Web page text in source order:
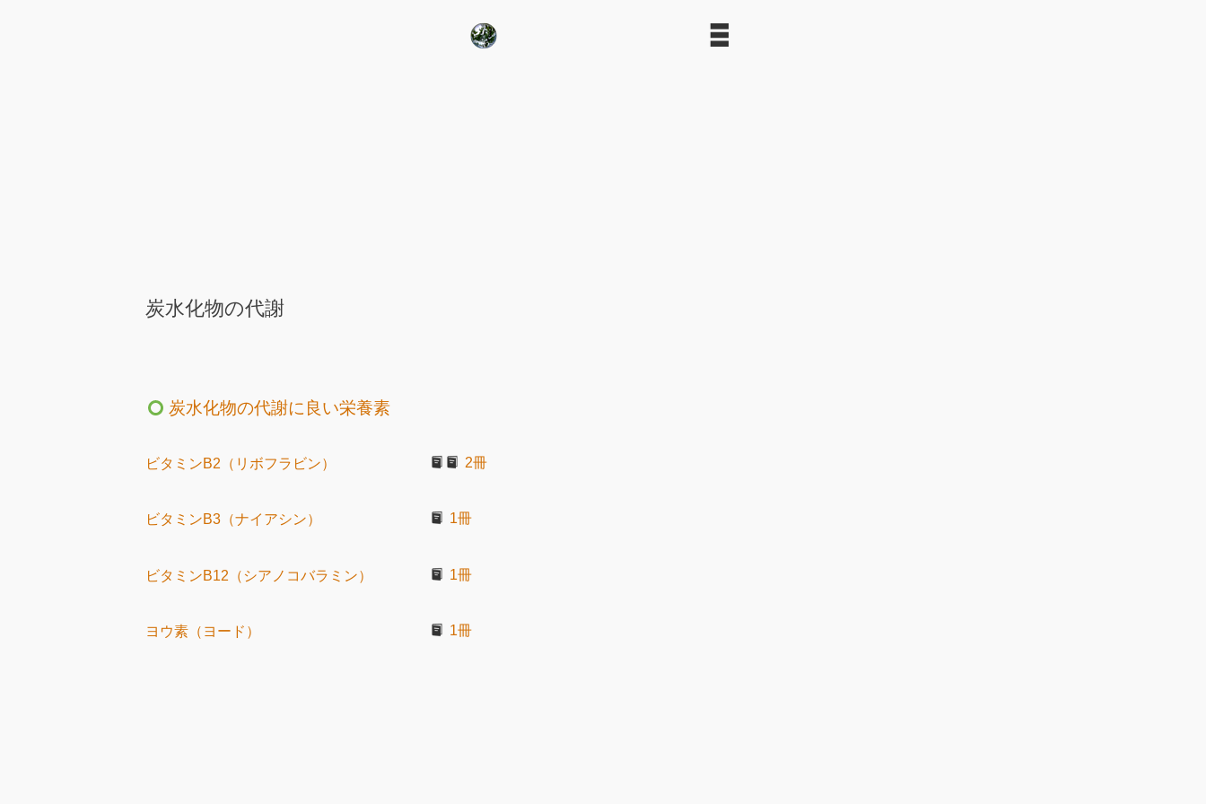
炭水化物の代謝
炭水化物の代謝に良い栄養素
ビタミンB2（リボフラビン） 2冊
ビタミンB3（ナイアシン） 1冊
ビタミンB12（シアノコバラミン） 1冊
ヨウ素（ヨード） 1冊